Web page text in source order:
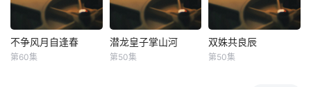
不争风月自逢春
不争风月自逢春
第60集
潜龙皇子掌山河
潜龙皇子掌山河
第50集
双姝共良辰
双姝共良辰
第50集